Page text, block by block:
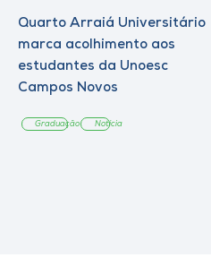
Quarto Arraiá Universitário
marca acolhimento aos
estudantes da Unoesc
Campos Novos
Graduação Notícia